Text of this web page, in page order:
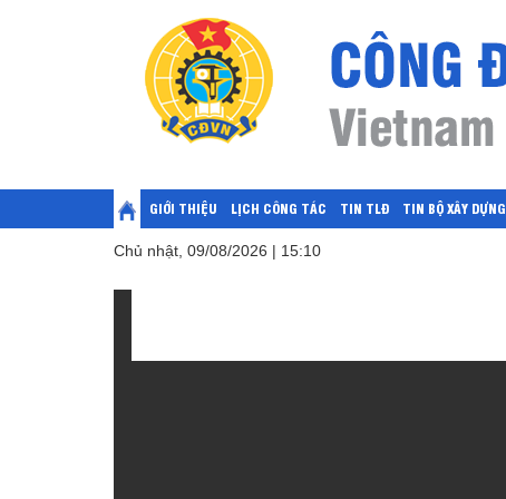
GIỚI THIỆU LỊCH CÔNG TÁC TIN TLĐ TIN BỘ XÂY DỰNG
Chủ nhật, 09/08/2026 | 15:10